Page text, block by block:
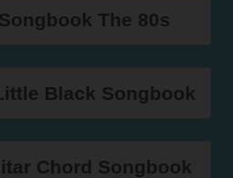
The 80s
Black Songbook
Chord Songbook